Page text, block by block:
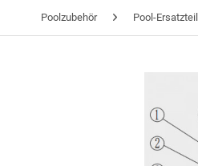
Poolzubehör Pool-